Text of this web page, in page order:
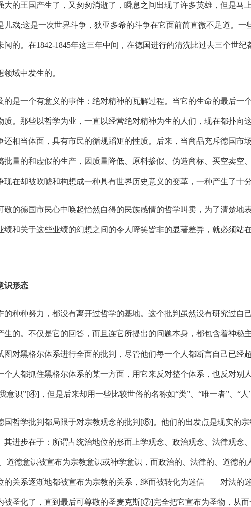
大的王国产生了，又匆匆消逝了，瞬息之间出现了许多英雄，但是马
儿戏;这是一次世界斗争，狄亚多希的斗争在它面前简直微不足道。
的。在1842-1845年这三年中间，在德国进行的清洗比过去三个世纪
域中发生的。
一个有意义的事件：绝对精神的瓦解过程。当它的生命的最后一
质。那些以哲学为业，一直以经营绝对精神为生的人们，现在都扑向
相当体面，具有市民的循规蹈矩的性质。后来，当商品充斥德国市
批量的和虚假的生产，因质量降低、原料掺假、伪造商标、买空卖空
在却被吹嘘和构想成一种具有世界历史意义的变革，一种产生了十
德国市民心中唤起怡然自得的民族感情的哲学叫卖，为了清楚地
绩和关于这些业绩的幻想之间的令人啼笑皆非的显著差异，就必须
识形态
种努力，都没有离开过哲学的基地。这个批判虽然没有研究过自
生的。不仅是它的回答，而且连它所提出的问题本身，都包含着神秘
图对黑格尔体系进行全面的批判，尽管他们每一个人都断言自己已经
个人都抓住黑格尔体系的某一方面，用它来反对整个体系，也反对别
意识”[④]，但是后来却用一些比较世俗的名称如“类”、“唯一者”、“
学批判都局限于对宗教观念的批判[⑥]。他们的出发点是现实的宗
其进步在于：所谓占统治地位的形而上学观念、政治观念、法律观念
道德意识被宣布为宗教意识或神学意识，而政治的、法律的、道德
的关系逐渐地都被宣布为宗教的关系，继而被转化为迷信——对法的
被圣化了，直到最后可尊敬的圣麦克斯[⑦]完全把它宣布为圣物，从而